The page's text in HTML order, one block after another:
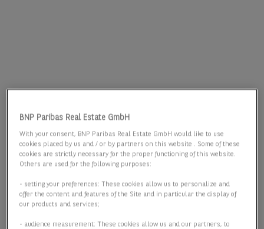
BNP Paribas Real Estate GmbH
With your consent, BNP Paribas Real Estate GmbH would like to use
cookies placed by us and / or by partners on this website . Some of these
cookies are strictly necessary for the proper functioning of this website.
Others are used for the following purposes:
- setting your preferences: These cookies allow us to personalize and
offer the content and features of the Site and in particular the display of
our products and services;
- audience measurement: These cookies allow us and our partners, to